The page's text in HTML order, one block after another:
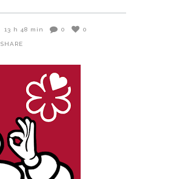
13 h 48 min 0 0
SHARE